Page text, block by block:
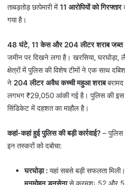
ताबड़तोड़ छापेमारी में 11 आरोपियों को गिरफ्तार
गया है।
48 घंटे, 11 केस और 204 लीटर शराब जब्त
जमीन पर दिखने लगा है। खरसिया,
क्षेत्रों में पुलिस की विशेष टीमों ने एक साथ
ने 204 लीटर अवैध कच्ची महुआ शराबबरामद
लगभग ₹29,050 आंकी गई है। पुलिस की इस
सिंडिकेट में दहशत का माहौल है।
कहां-कहां हुई पुलिस की बड़ी कार्रवाई? – ​पुलिस
इन तस्करों को दबोचा:
घरघोड़ा :यहां सबसे बड़ी सफलता
मनमोहन डनसेनासे क्रमशः 52 और 51